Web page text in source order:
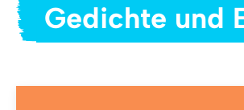
Gedichte und